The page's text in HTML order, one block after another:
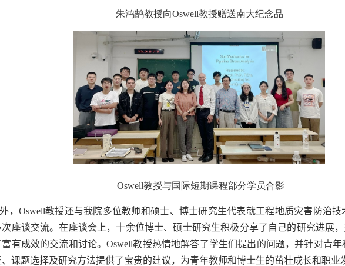
朱鸿鹄教授向Oswell教授赠送南大纪念品
Oswell教授与国际短期课程部分学员合影
， Oswell教授还与我院多位教师和硕士、博士研究生代表就工程地质灾害防治技
座谈交流。在座谈会上，十余位博士、硕士研究生积极分享了自己的研究进展
有成效的交流和讨论。Oswell教授热情地解答了学生们提出的问题，并针对青
课题选择及研究方法提供了宝贵的建议，为青年教师和博士生的茁壮成长和职业